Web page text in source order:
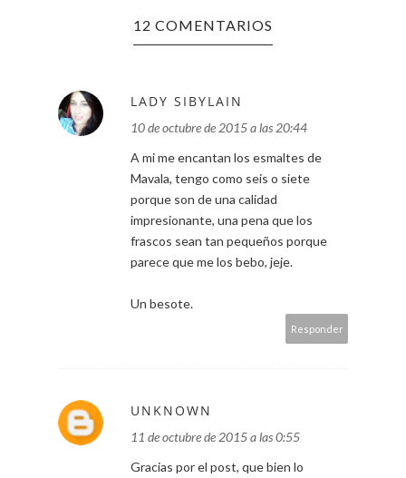
12 COMENTARIOS
LADY SIBYLAIN
10 de octubre de 2015 a las 20:44
A mi me encantan los esmaltes de
Mavala, tengo como seis o siete
porque son de una calidad
impresionante, una pena que los
frascos sean tan pequeños porque
parece que me los bebo, jeje.
Un besote.
Responder
UNKNOWN
11 de octubre de 2015 a las 0:55
Gracias por el post, que bien lo